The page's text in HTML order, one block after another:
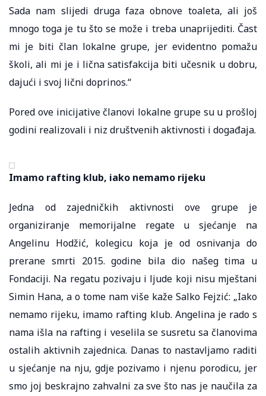
Sada nam slijedi druga faza obnove toaleta, ali još
mnogo toga je tu što se može i treba unaprijediti. Čast
mi je biti član lokalne grupe, jer evidentno pomažu
školi, ali mi je i lična satisfakcija biti učesnik u dobru,
dajući i svoj lični doprinos.“
Pored ove inicijative članovi lokalne grupe su u prošloj
godini realizovali i niz društvenih aktivnosti i događaja.
Imamo rafting klub, iako nemamo rijeku
Jedna od zajedničkih aktivnosti ove grupe je
organiziranje memorijalne regate u sjećanje na
Angelinu Hodžić, kolegicu koja je od osnivanja do
prerane smrti 2015. godine bila dio našeg tima u
Fondaciji. Na regatu pozivaju i ljude koji nisu mještani
Simin Hana, a o tome nam više kaže Salko Fejzić: „Iako
nemamo rijeku, imamo rafting klub. Angelina je rado s
nama išla na rafting i veselila se susretu sa članovima
ostalih aktivnih zajednica. Danas to nastavljamo raditi
u sjećanje na nju, gdje pozivamo i njenu porodicu, jer
smo joj beskrajno zahvalni za sve što nas je naučila za